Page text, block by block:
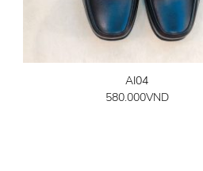
AI04
580.000VND